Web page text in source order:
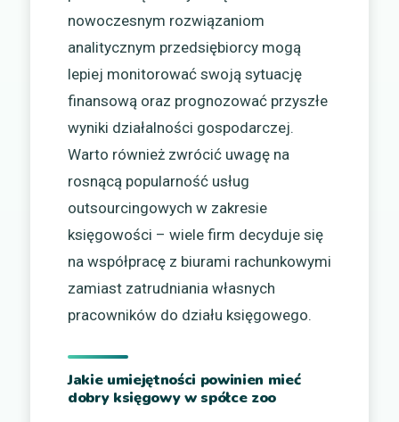
nowoczesnym rozwiązaniom
analitycznym przedsiębiorcy mogą
lepiej monitorować swoją sytuację
finansową oraz prognozować przyszłe
wyniki działalności gospodarczej.
Warto również zwrócić uwagę na
rosnącą popularność usług
outsourcingowych w zakresie
księgowości – wiele firm decyduje się
na współpracę z biurami rachunkowymi
zamiast zatrudniania własnych
pracowników do działu księgowego.
Jakie umiejętności powinien mieć
dobry księgowy w spółce zoo